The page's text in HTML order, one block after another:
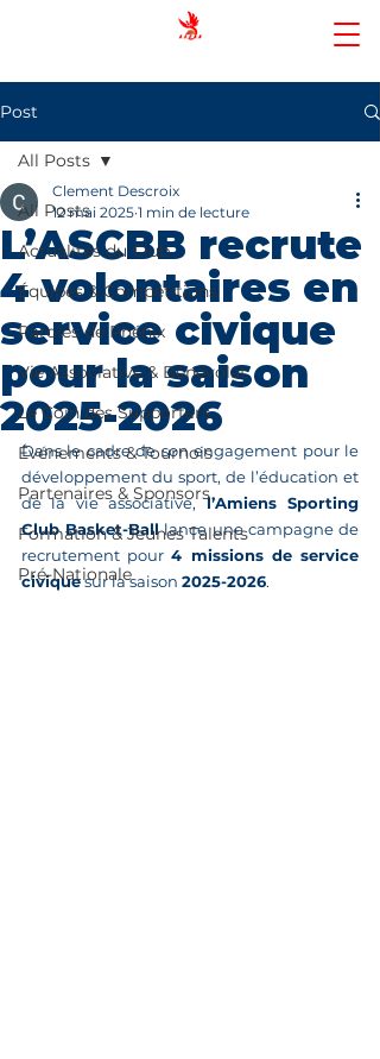
Post
All Posts
Actualités du Club
Équipes & Compétitions
Paroles de Phénix
Vie Associative & Bénévolat
Le Coin des Supporters
Événements & Tournois
Partenaires & Sponsors
Formation & Jeunes Talents
Pré-Nationale
All Posts
L’ASCBB recrute
4 volontaires en
service civique
pour la saison
2025-2026
Clement Descroix
12 mai 2025 1 min de lecture
Dans le cadre de son engagement pour le
développement du sport, de l’éducation et
de la vie associative, l’Amiens Sporting
Club Basket-Ball lance une campagne de
recrutement pour 4 missions de service
civique sur la saison 2025-2026.